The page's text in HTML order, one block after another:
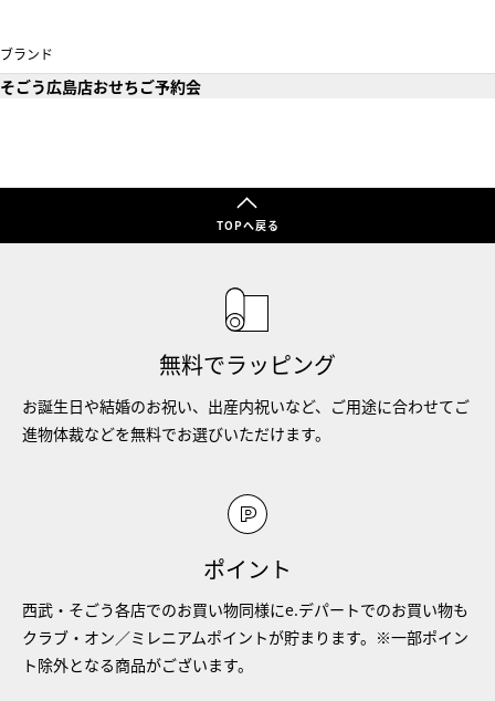
ブランド
そごう広島店おせちご予約会
TOPへ戻る
無料でラッピング
お誕生日や結婚のお祝い、出産内祝いなど、ご用途に合わせてご
進物体裁などを無料でお選びいただけます。
ポイント
西武・そごう各店でのお買い物同様にe.デパートでのお買い物も
クラブ・オン／ミレニアムポイントが貯まります。※一部ポイン
ト除外となる商品がございます。